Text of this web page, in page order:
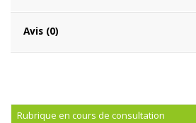
Avis (0)
Rubrique en cours de consultation